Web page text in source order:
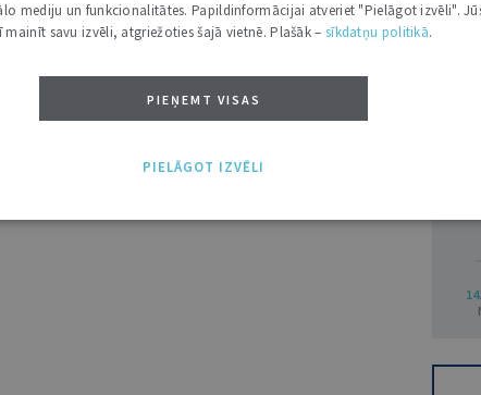
mediju un funkcionalitātes. Papildinformācijai atveriet "Pielāgot izvēli".
mainīt savu izvēli, atgriežoties šajā vietnē. Plašāk – sīkdatņu politikā.
PIEŅEMT VISAS
PIELĀGOT IZVĒLI